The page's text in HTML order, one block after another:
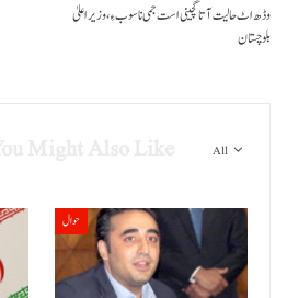
وڈھ اٹ حالیت آتا گچینی است جمی نا سوب ءِ، وزیر اعلیٰ
بلوچستان
All
حوال